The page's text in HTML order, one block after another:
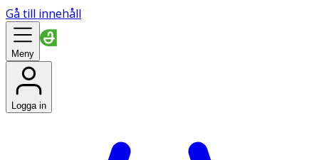
Gå till innehåll
Meny
Logga in